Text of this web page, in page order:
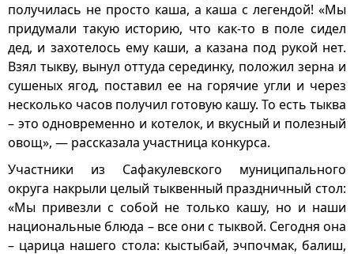
получилась не просто каша, а каша с легендой! «Мы
придумали такую историю, что как-то в поле сидел
дед, и захотелось ему каши, а казана под рукой нет.
Взял тыкву, вынул оттуда серединку, положил зерна и
сушеных ягод, поставил ее на горячие угли и через
несколько часов получил готовую кашу. То есть тыква
– это одновременно и котелок, и вкусный и полезный
овощ», — рассказала участница конкурса.
Участники из Сафакулевского муниципального
округа накрыли целый тыквенный праздничный стол:
«Мы привезли с собой не только кашу, но и наши
национальные блюда – все они с тыквой. Сегодня она
– царица нашего стола: кыстыбай, эчпочмак, балиш,